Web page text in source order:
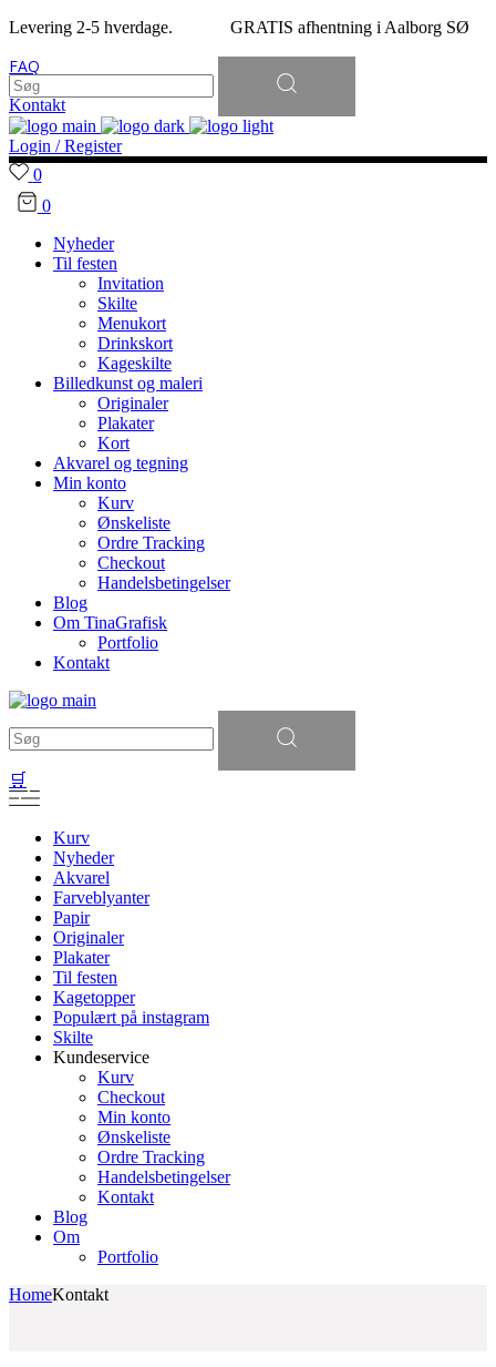
Levering 2-5 hverdage. GRATIS afhentning i Aalborg SØ
FAQ
Kontakt
Søg
efter:
Login / Register
0
0
Nyheder
Til festen
Invitation
Skilte
Menukort
Drinkskort
Kageskilte
Billedkunst og maleri
Originaler
Plakater
Kort
Akvarel og tegning
Min konto
Kurv
Ønskeliste
Ordre Tracking
Checkout
Handelsbetingelser
Blog
Om TinaGrafisk
Portfolio
Kontakt
efter:
🛒
Kurv
Nyheder
Akvarel
Farveblyanter
Papir
Originaler
Plakater
Til festen
Kagetopper
Populært på instagram
Skilte
Kundeservice
Kurv
Checkout
Min konto
Ønskeliste
Ordre Tracking
Handelsbetingelser
Kontakt
Blog
Om
Portfolio
HomeKontakt